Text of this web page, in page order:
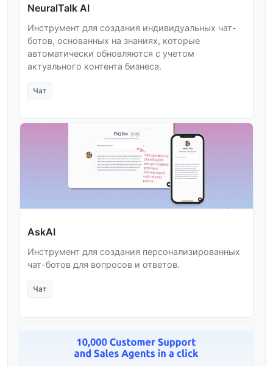
NeuralTalk AI
Инструмент для создания индивидуальных чат-
ботов, основанных на знаниях, которые
автоматически обновляются с учетом
актуального контента бизнеса.
Чат
AskAI
Инструмент для создания персонализированных
чат-ботов для вопросов и ответов.
Чат